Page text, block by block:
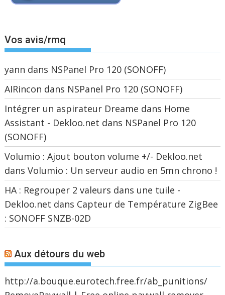
Vos avis/rmq
yann dans NSPanel Pro 120 (SONOFF)
AIRincon dans NSPanel Pro 120 (SONOFF)
Intégrer un aspirateur Dreame dans Home
Assistant - Dekloo.net dans NSPanel Pro 120
(SONOFF)
Volumio : Ajout bouton volume +/- Dekloo.net
dansVolumio : Un serveur audio en 5mn chrono !
HA : Regrouper 2 valeurs dans une tuile -
Dekloo.net dans Capteur de Température ZigBee
: SONOFF SNZB-02D
Aux détours du web
http://a.bouque.eurotech.free.fr/ab_punitions/